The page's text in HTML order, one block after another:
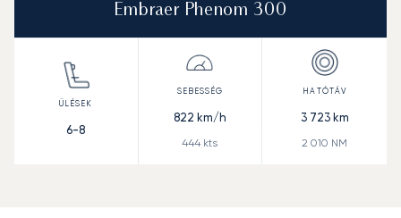
Embraer Phenom 300
6-8
822 km/h
444 kts
3 723km
2 010 NM